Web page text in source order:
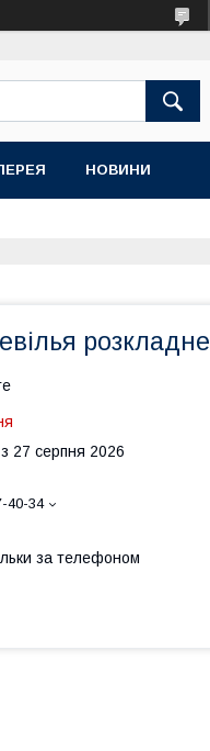
НОВИНИ
розкладне
27 серпня 2026
40-34
за телефоном